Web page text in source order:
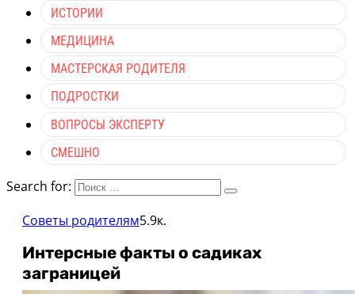
ИСТОРИИ
МЕДИЦИНА
МАСТЕРСКАЯ РОДИТЕЛЯ
ПОДРОСТКИ
ВОПРОСЫ ЭКСПЕРТУ
СМЕШНО
Search for:
Советы родителям5.9к.
Интерсные факты о садиках
заграницей